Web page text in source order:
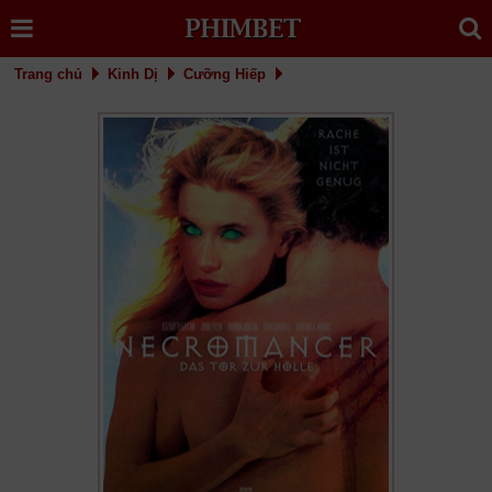
Trang chủ Kinh Dị Cưỡng Hiếp